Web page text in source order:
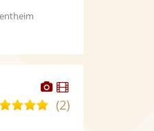
Dieser
Künstler
stellt
Dieser
Künstler
5,0(2)